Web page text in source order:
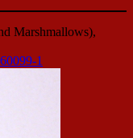
Marshmallows),
60099-1